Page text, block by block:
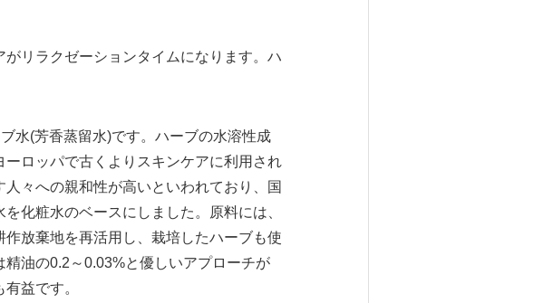
リラクゼーションタイムになります。ハ
水(芳香蒸留水)です。ハーブの水溶性成
ロッパで古くよりスキンケアに利用され
々への親和性が高いといわれており、国
化粧水のベースにしました。原料には、
放棄地を再活用し、栽培したハーブも使
油の0.2～0.03%と優しいアプローチが
益です。